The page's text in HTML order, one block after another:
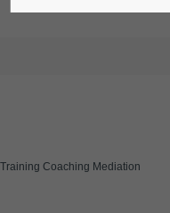
Coaching Mediation